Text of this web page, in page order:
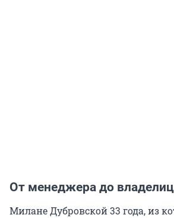
От менеджера до
Милане Дубровской 33 года, из